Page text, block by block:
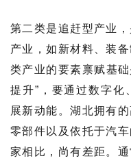
第二类是追赶型产业
产业，如新材料、装
类产业的要素禀赋基
提升”，要通过数字化
展新动能。湖北拥有
零部件以及依托于汽
家相比，尚有差距。